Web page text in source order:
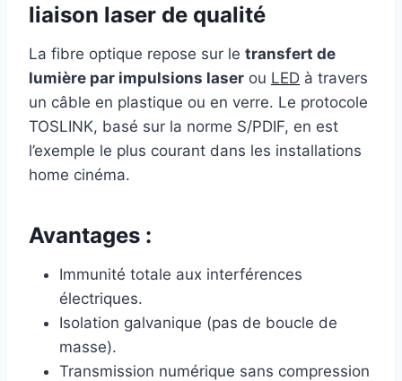
liaison laser de qualité
La fibre optique repose sur le transfert de
lumière par impulsions laser ou LED à travers
un câble en plastique ou en verre. Le protocole
TOSLINK, basé sur la norme S/PDIF, en est
l’exemple le plus courant dans les installations
home cinéma.
Avantages :
Immunité totale aux interférences
électriques.
Isolation galvanique (pas de boucle de
masse).
Transmission numérique sans compression